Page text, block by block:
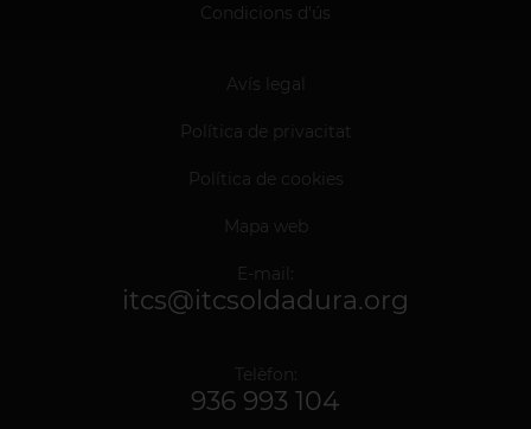
Condicions d'ús
Avís legal
Política de privacitat
Política de cookies
Mapa web
E-mail:
itcs@itcsoldadura.org
Telèfon:
936 993 104